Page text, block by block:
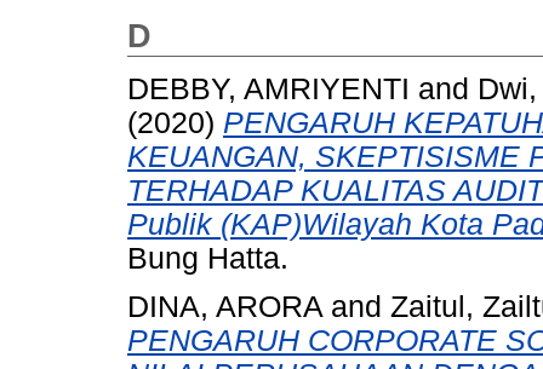
D
DEBBY, AMRIYENTI and
(2020) PENGARUH
KEUANGAN, SKEPTISISME
TERHADAP KUALITAS
Publik (KAP)Wilayah Kota
Bung Hatta.
DINA, ARORA and Zaitul,
PENGARUH CORPORATE